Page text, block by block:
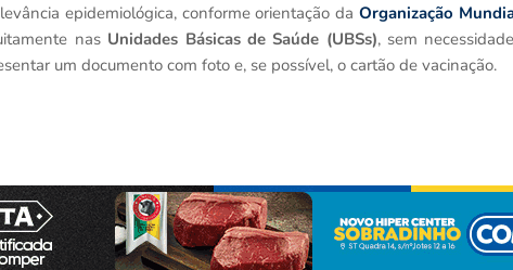
epidemiológica, conforme orientação da Organização
nas Unidades Básicas de Saúde (UBSs), sem
um documento com foto e, se possível, o cartão de vacinação.